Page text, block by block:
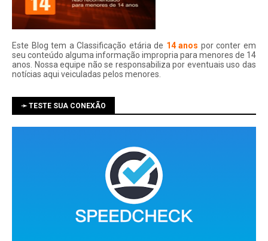
Este Blog tem a Classificação etária de 14 anos por conter em
seu conteúdo alguma informação impropria para menores de 14
anos. Nossa equipe não se responsabiliza por eventuais uso das
notí­cias aqui veiculadas pelos menores.
➛ TESTE SUA CONEXÃO